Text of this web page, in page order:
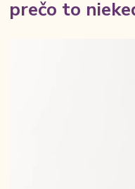
prečo to